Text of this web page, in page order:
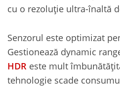
cu o rezoluție ultra-înaltă
Senzorul este optimizat
Gestionează dynamic
HDR este mult
tehnologie scade